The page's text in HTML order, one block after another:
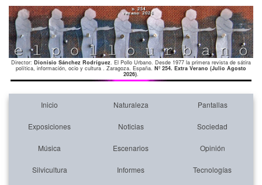
Director: Dionisio Sánchez Rodríguez. El Pollo Urbano. Desde 1977 la primera revista de sátira
política, información, ocio y cultura . Zaragoza. España. Nº 254. Extra Verano (Julio Agosto
2026).
Inicio Naturaleza Pantallas
Exposiciones Noticias Sociedad
Música Escenarios Opinión
Silvicultura Informes Tecnologías